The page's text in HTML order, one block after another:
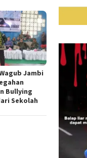
Jambi
Bullying
Sekolah